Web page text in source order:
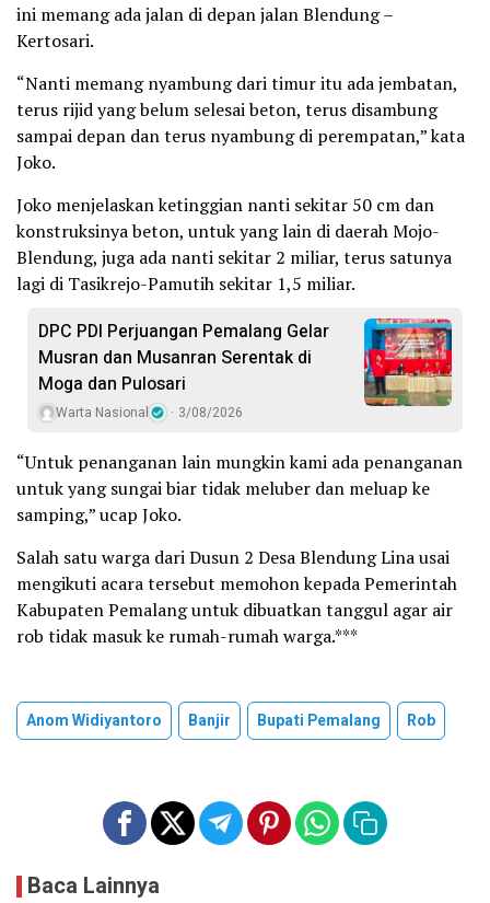
ini memang ada jalan di depan jalan Blendung –
Kertosari.
“Nanti memang nyambung dari timur itu ada jembatan,
terus rijid yang belum selesai beton, terus disambung
sampai depan dan terus nyambung di perempatan,” kata
Joko.
Joko menjelaskan ketinggian nanti sekitar 50 cm dan
konstruksinya beton, untuk yang lain di daerah Mojo-
Blendung, juga ada nanti sekitar 2 miliar, terus satunya
lagi di Tasikrejo-Pamutih sekitar 1,5 miliar.
DPC PDI Perjuangan Pemalang Gelar
Musran dan Musanran Serentak di
Moga dan Pulosari
Warta Nasional 3/08/2026
“Untuk penanganan lain mungkin kami ada penanganan
untuk yang sungai biar tidak meluber dan meluap ke
samping,” ucap Joko.
Salah satu warga dari Dusun 2 Desa Blendung Lina usai
mengikuti acara tersebut memohon kepada Pemerintah
Kabupaten Pemalang untuk dibuatkan tanggul agar air
rob tidak masuk ke rumah-rumah warga.***
Anom Widiyantoro Banjir Bupati Pemalang Rob
Baca Lainnya